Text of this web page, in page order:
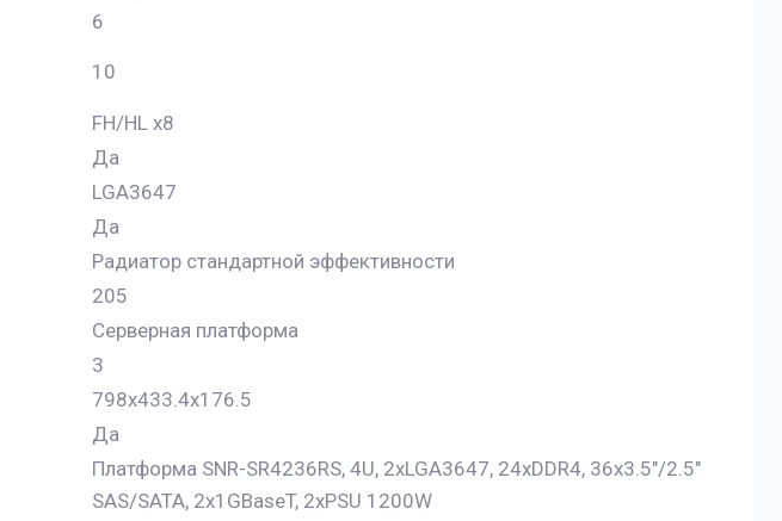
6
10
FH/HL x8
Да
LGA3647
Да
Радиатор стандартной эффективности
205
Серверная платформа
3
798x433.4x176.5
Да
Платформа SNR-SR4236RS, 4U, 2xLGA3647, 24xDDR4, 36x3.5"/2.5"
SAS/SATA, 2x1GBaseT, 2xPSU 1200W